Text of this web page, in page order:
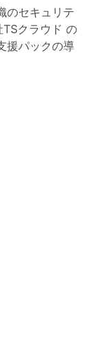
のセキュリテ
TSクラウド の
援パックの導